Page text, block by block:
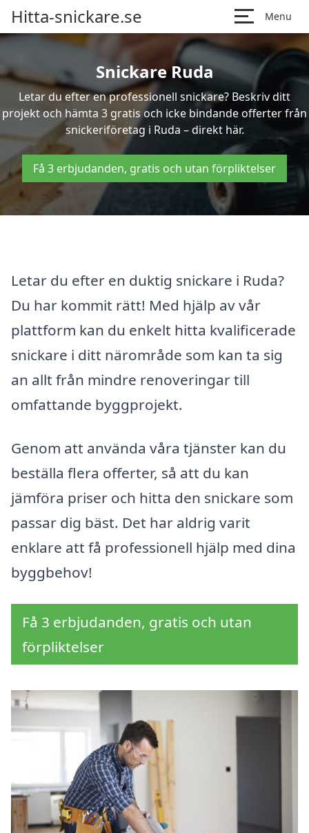
Hitta-snickare.se Menu
Snickare Ruda
Letar du efter en professionell snickare? Beskriv ditt
projekt och hämta 3 gratis och icke bindande offerter från
snickeriföretag i Ruda – direkt här.
Få 3 erbjudanden, gratis och utan förpliktelser
Letar du efter en duktig snickare i Ruda?
Du har kommit rätt! Med hjälp av vår
plattform kan du enkelt hitta kvalificerade
snickare i ditt närområde som kan ta sig
an allt från mindre renoveringar till
omfattande byggprojekt.
Genom att använda våra tjänster kan du
beställa flera offerter, så att du kan
jämföra priser och hitta den snickare som
passar dig bäst. Det har aldrig varit
enklare att få professionell hjälp med dina
byggbehov!
Få 3 erbjudanden, gratis och utan
förpliktelser